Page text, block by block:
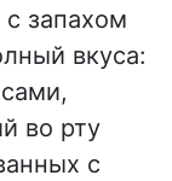
с запахом
вкуса:
во рту
с